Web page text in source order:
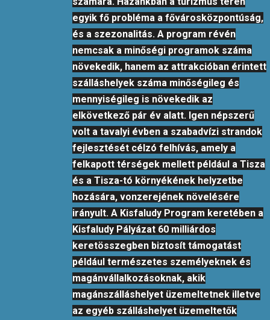
egyik fő probléma a fővárosközpontúság,
és a szezonalitás. A program révén
nemcsak a minőségi programok száma
növekedik, hanem az attrakcióban érintett
szálláshelyek száma minőségileg és
mennyiségileg is növekedik az
elkövetkező pár év alatt. Igen népszerű
volt a tavalyi évben a szabadvízi strandok
fejlesztését célzó felhívás, amely a
felkapott térségek mellett például a Tisza
és a Tisza-tó környékének helyzetbe
hozására, vonzerejének növelésére
irányult. A Kisfaludy Program keretében a
Kisfaludy Pályázat 60 milliárdos
keretösszegben biztosít támogatást
például természetes személyeknek és
magánvállalkozásoknak, akik
magánszálláshelyet üzemeltetnek illetve
az egyéb szálláshelyet üzemeltetők